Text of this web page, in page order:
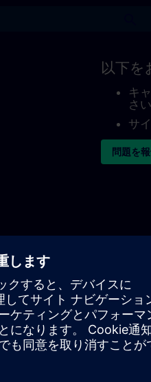
以下を
キ
さい
サ
問題を